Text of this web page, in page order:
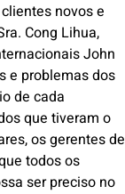
novos e
Cong Lihua,
John
e problemas dos
de cada
que tiveram o
os gerentes de
todos os
ser preciso no